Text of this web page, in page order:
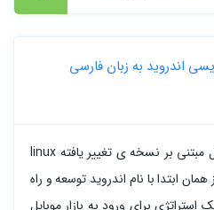
اندروید به زبان فارسی
اندروید یک سیستم عامل موبایل مبتنی بر نسخه ی تغییر یافته linux
ابتدا با نام اندروید توسعه و راه
سال 2005 طبق یک استراتژی برای ورود به بازار موبایل